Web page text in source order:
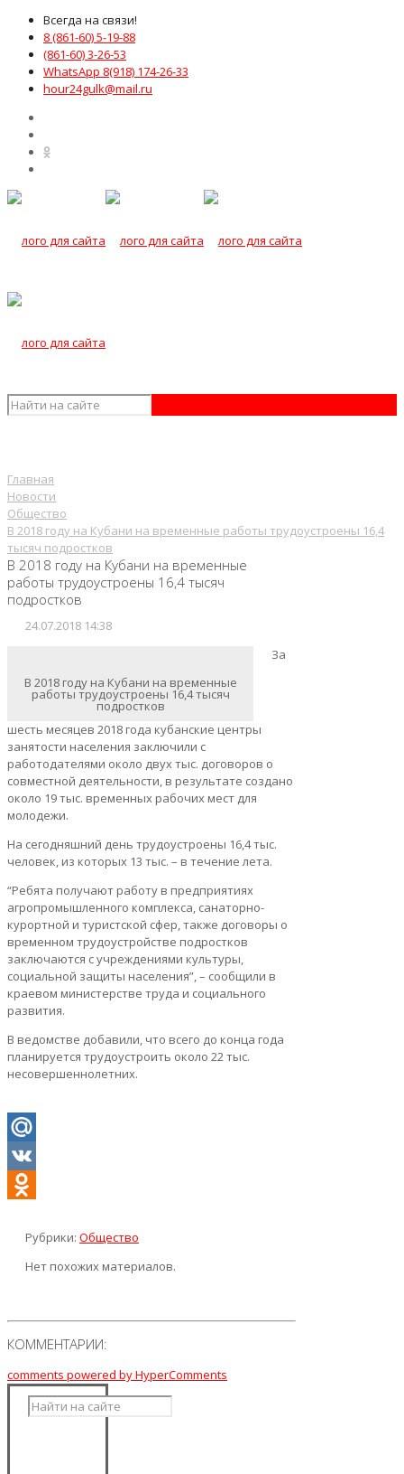
Всегда на связи!
8 (861-60) 5-19-88
(861-60) 3-26-53
WhatsApp 8(918) 174-26-33
hour24gulk@mail.ru
Главная
Новости
Общество
В 2018 году на Кубани на временные работы трудоустроены 16,4
тысяч подростков
В 2018 году на Кубани на временные
работы трудоустроены 16,4 тысяч
подростков
24.07.2018 14:38
В 2018 году на Кубани на временные
работы трудоустроены 16,4 тысяч
подростков
За
шесть месяцев 2018 года кубанские центры
занятости населения заключили с
работодателями около двух тыс. договоров о
совместной деятельности, в результате создано
около 19 тыс. временных рабочих мест для
молодежи.
На сегодняшний день трудоустроены 16,4 тыс.
человек, из которых 13 тыс. – в течение лета.
“Ребята получают работу в предприятиях
агропромышленного комплекса, санаторно-
курортной и туристской сфер, также договоры о
временном трудоустройстве подростков
заключаются с учреждениями культуры,
социальной защиты населения”, – сообщили в
краевом министерстве труда и социального
развития.
В ведомстве добавили, что всего до конца года
планируется трудоустроить около 22 тыс.
несовершеннолетних.
Mail.Ru
VK
Рубрики: Общество
Нет похожих материалов.
КОММЕНТАРИИ:
comments powered by HyperComments